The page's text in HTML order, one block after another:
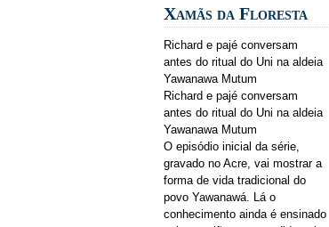
Xamãs da Floresta
Richard e pajé conversam
antes do ritual do Uni na aldeia
Yawanawa Mutum
Richard e pajé conversam
antes do ritual do Uni na aldeia
Yawanawa Mutum
O episódio inicial da série,
gravado no Acre, vai mostrar a
forma de vida tradicional do
povo Yawanawá. Lá o
conhecimento ainda é ensinado